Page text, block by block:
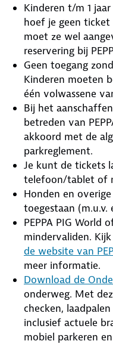
Kinderen t/m 1
hoef je geen
moet ze wel
reservering bij
Geen toegang
Kinderen moeten
één volwassene
Bij het
betreden van
akkoord met de
parkreglement.
Je kunt de tickets
telefoon/tablet of
Honden en
toegestaan (m.u.v.
PEPPA PIG World
mindervaliden.
de website van
meer informatie.
Download de
onderweg. Met
checken,
inclusief actuele
mobiel parkeren